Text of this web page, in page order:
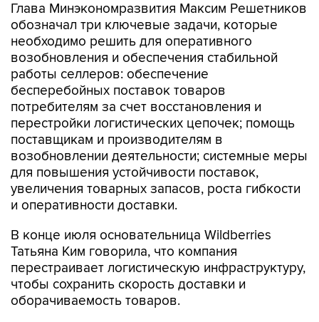
Глава Минэкономразвития Максим Решетников
обозначал три ключевые задачи, которые
необходимо решить для оперативного
возобновления и обеспечения стабильной
работы селлеров: обеспечение
бесперебойных поставок товаров
потребителям за счет восстановления и
перестройки логистических цепочек; помощь
поставщикам и производителям в
возобновлении деятельности; системные меры
для повышения устойчивости поставок,
увеличения товарных запасов, роста гибкости
и оперативности доставки.
В конце июля основательница Wildberries
Татьяна Ким говорила, что компания
перестраивает логистическую инфраструктуру,
чтобы сохранить скорость доставки и
оборачиваемость товаров.